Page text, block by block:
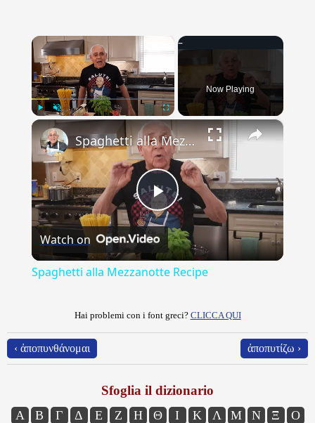
Unmute
Now Playing
×
Play
Video
Spaghetti alla Mezzanotte Recipe
Watch on
Spaghetti alla Mezzanotte Recipe
Hai problemi con i font greci? CLICCA QUI
‹ ἀποπυνθάνομαι ἀποπυτίζω ›
Sfoglia il dizionario
Α Β Γ Δ Ε Ζ Η Θ Ι Κ Λ Μ Ν Ξ
Ο